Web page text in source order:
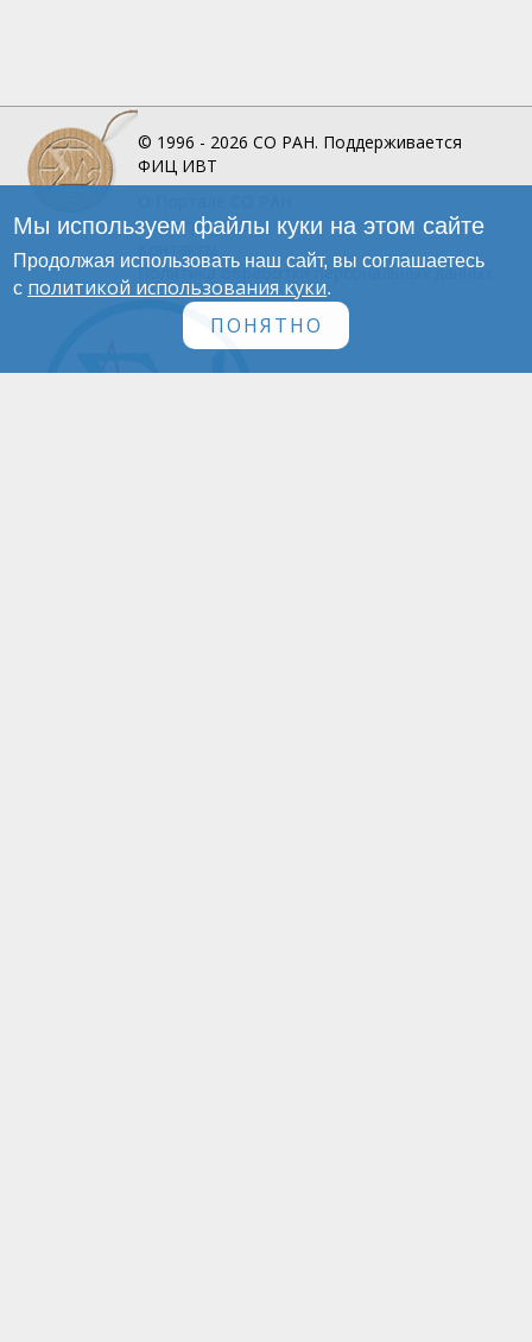
© 1996 - 2026 СО РАН. Поддерживается
ФИЦ ИВТ
Инфографика
Политика обработки персональных данных
Мы используем файлы куки на этом сайте
Продолжая использовать наш сайт, вы соглашаетесь
с политикой использования куки.
ПОНЯТНО